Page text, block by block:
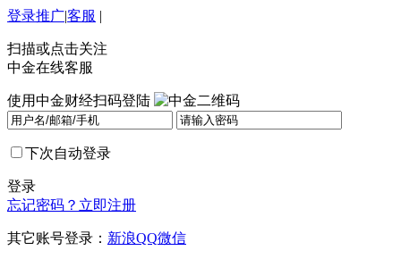
登录推广|客服 |
扫描或点击关注
中金在线客服
使用中金财经扫码登陆
下次自动登录
登录
忘记密码？ 立即注册
其它账号登录： 新浪QQ微信